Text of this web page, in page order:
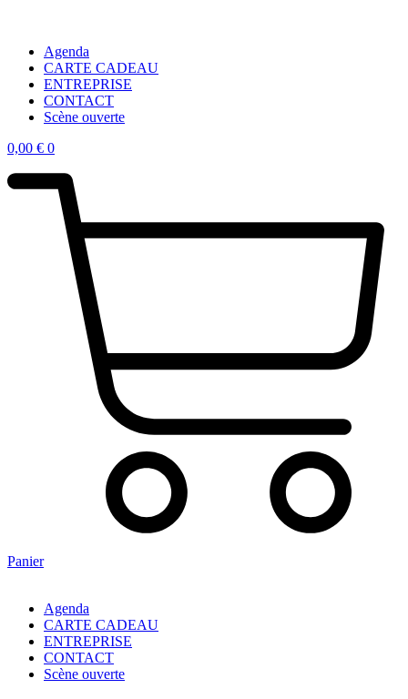
Agenda
CARTE CADEAU
ENTREPRISE
CONTACT
Scène ouverte
0,00 € 0
Panier
Agenda
CARTE CADEAU
ENTREPRISE
CONTACT
Scène ouverte